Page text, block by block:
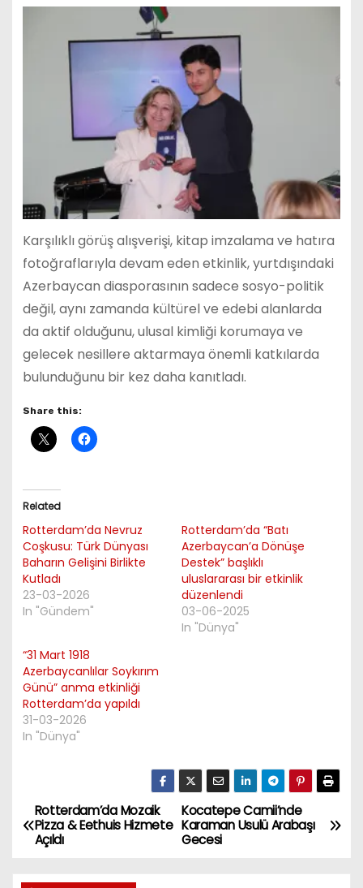
Karşılıklı görüş alışverişi, kitap imzalama ve hatıra
fotoğraflarıyla devam eden etkinlik, yurtdışındaki
Azerbaycan diasporasının sadece sosyo-politik
değil, aynı zamanda kültürel ve edebi alanlarda
da aktif olduğunu, ulusal kimliği korumaya ve
gelecek nesillere aktarmaya önemli katkılarda
bulunduğunu bir kez daha kanıtladı.
Share this:
Related
Rotterdam’da Nevruz
Coşkusu: Türk Dünyası
Baharın Gelişini Birlikte
Kutladı
23-03-2026
In "Gündem"
Rotterdam’da “Batı
Azerbaycan’a Dönüşe
Destek” başlıklı
uluslararası bir etkinlik
düzenlendi
03-06-2025
In "Dünya"
“31 Mart 1918
Azerbaycanlılar Soykırım
Günü” anma etkinliği
Rotterdam’da yapıldı
31-03-2026
In "Dünya"
P
o
Kocatepe Camii’nde
Karaman Usulü Arabaşı
Gecesi
Rotterdam’da Mozaik
Pizza & Eethuis Hizmete
Açıldı